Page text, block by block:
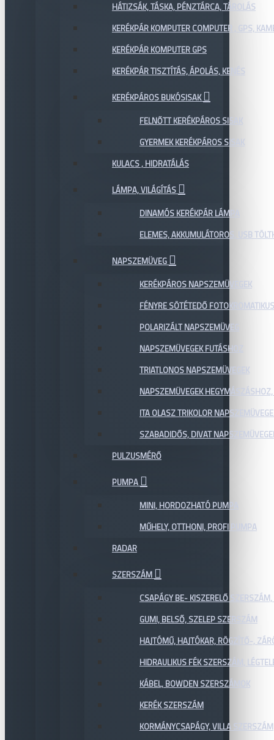
HÁTIZSÁK, TÁSKA, PÉNZTÁRCA, TÁROLÁS
KERÉKPÁR KOMPUTER COMPUTER , GPS,
KERÉKPÁR KOMPUTER GPS
KERÉKPÁR TISZTÍTÁS, ÁPOLÁS, KENÉS
KERÉKPÁROS BUKÓSISAK
FELNŐTT KERÉKPÁROS SISAK
GYERMEK KERÉKPÁROS SISAK
KULACS , HIDRATÁLÁS
LÁMPA, VILÁGÍTÁS
DINAMÓS KERÉKPÁR LÁMPA
ELEMES, AKKUMULÁTOROS, USB
NAPSZEMÜVEG
KERÉKPÁROS NAPSZEMÜVEGEK
FÉNYRE SÖTÉTEDŐ
POLARIZÁLT NAPSZEMÜVEG
NAPSZEMÜVEGEK FUTÁSHOZ
TRIATLONOS NAPSZEMÜVEGEK
NAPSZEMÜVEGEK
ITA OLASZ TRIKOLOR
SZABADIDŐS, DIVAT
PULZUSMÉRŐ
PUMPA
MINI, HORDOZHATÓ PUMPA
MŰHELY, OTTHONI, PROFI PUMPA
RADAR
SZERSZÁM
CSAPÁGY BE- KISZERELŐ
GUMI, BELSŐ, SZELEP SZERSZÁM
HAJTÓMŰ, HAJTÓKAR, RÖGZÍTŐ-,
HIDRAULIKUS FÉK SZERSZÁM,
KÁBEL, BOWDEN SZERSZÁMOK
KERÉK SZERSZÁM
KORMÁNYCSAPÁGY, VILLA SZERSZÁM